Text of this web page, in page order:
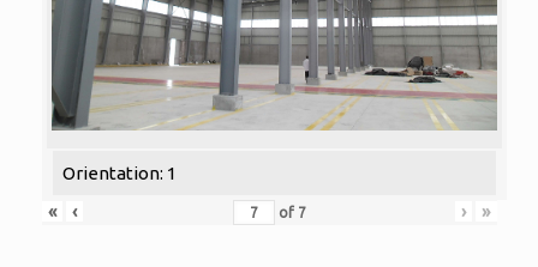
Orientation: 1
«
‹ of 7 › »